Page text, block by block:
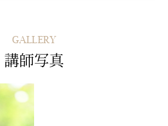
GALLERY
講師写真